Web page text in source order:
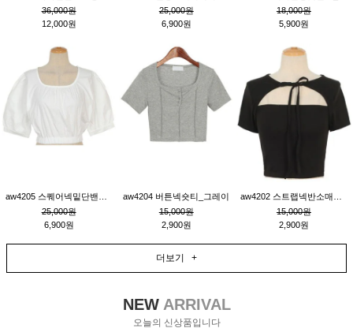
36,000원
12,000원
25,000원
6,900원
18,000원
5,900원
25,000원
6,900원
aw4204 버튼넥숏티_그레이
15,000원
2,900원
15,000원
2,900원
더보기 +
NEWARRIVAL
오늘의 신상품입니다